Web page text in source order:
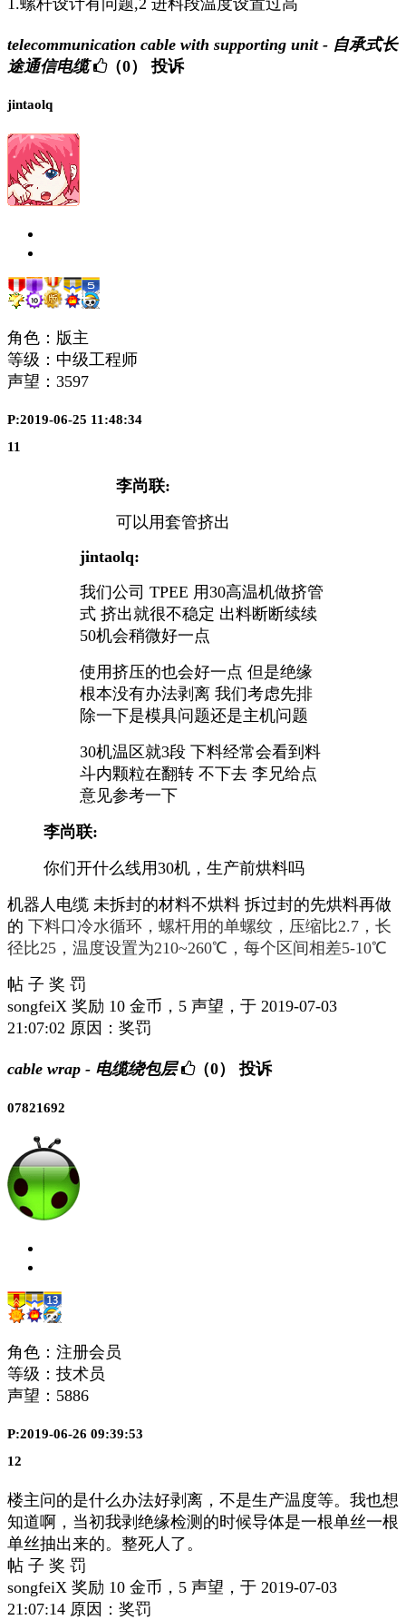
telecommunication cable with supporting unit - 自承式长
途通信电缆
（0） 投诉
jintaolq
角色：版主
等级：中级工程师
声望： 3597
P:2019-06-25 11:48:34
11
李尚联:
可以用套管挤出
jintaolq:
我们公司 TPEE 用30高温机做挤管
式 挤出就很不稳定 出料断断续续
50机会稍微好一点
使用挤压的也会好一点 但是绝缘
根本没有办法剥离 我们考虑先排
除一下是模具问题还是主机问题
30机温区就3段 下料经常会看到料
斗内颗粒在翻转 不下去 李兄给点
意见参考一下
李尚联:
你们开什么线用30机，生产前烘料吗
机器人电缆 未拆封的材料不烘料 拆过封的先烘料再做
的 下料口冷水循环，螺杆用的单螺纹，压缩比2.7，长
径比25，温度设置为210~260℃，每个区间相差5-10℃
帖 子 奖 罚
songfeiX 奖励 10 金币，5 声望，于 2019-07-03
21:07:02 原因：奖罚
cable wrap - 电缆绕包层 （0） 投诉
07821692
角色：注册会员
等级：技术员
声望： 5886
P:2019-06-26 09:39:53
12
楼主问的是什么办法好剥离，不是生产温度等。我也想
知道啊，当初我剥绝缘检测的时候导体是一根单丝一根
单丝抽出来的。整死人了。
帖 子 奖 罚
songfeiX 奖励 10 金币，5 声望，于 2019-07-03
21:07:14 原因：奖罚